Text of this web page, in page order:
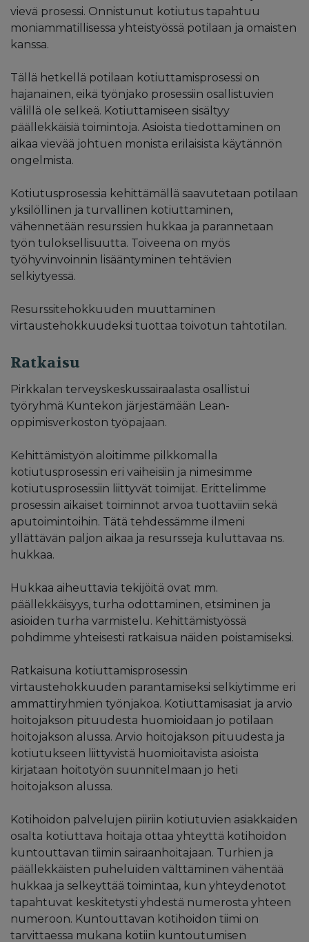
vievä prosessi. Onnistunut kotiutus tapahtuu
moniammatillisessa yhteistyössä potilaan ja omaisten
kanssa.
Tällä hetkellä potilaan kotiuttamisprosessi on
hajanainen, eikä työnjako prosessiin osallistuvien
välillä ole selkeä. Kotiuttamiseen sisältyy
päällekkäisiä toimintoja. Asioista tiedottaminen on
aikaa vievää johtuen monista erilaisista käytännön
ongelmista.
Kotiutusprosessia kehittämällä saavutetaan potilaan
yksilöllinen ja turvallinen kotiuttaminen,
vähennetään resurssien hukkaa ja parannetaan
työn tuloksellisuutta. Toiveena on myös
työhyvinvoinnin lisääntyminen tehtävien
selkiytyessä.
Resurssitehokkuuden muuttaminen
virtaustehokkuudeksi tuottaa toivotun tahtotilan.
Ratkaisu
Pirkkalan terveyskeskussairaalasta osallistui
työryhmä Kuntekon järjestämään Lean-
oppimisverkoston työpajaan.
Kehittämistyön aloitimme pilkkomalla
kotiutusprosessin eri vaiheisiin ja nimesimme
kotiutusprosessiin liittyvät toimijat. Erittelimme
prosessin aikaiset toiminnot arvoa tuottaviin sekä
aputoimintoihin. Tätä tehdessämme ilmeni
yllättävän paljon aikaa ja resursseja kuluttavaa ns.
hukkaa.
Hukkaa aiheuttavia tekijöitä ovat mm.
päällekkäisyys, turha odottaminen, etsiminen ja
asioiden turha varmistelu. Kehittämistyössä
pohdimme yhteisesti ratkaisua näiden poistamiseksi.
Ratkaisuna kotiuttamisprosessin
virtaustehokkuuden parantamiseksi selkiytimme eri
ammattiryhmien työnjakoa. Kotiuttamisasiat ja arvio
hoitojakson pituudesta huomioidaan jo potilaan
hoitojakson alussa. Arvio hoitojakson pituudesta ja
kotiutukseen liittyvistä huomioitavista asioista
kirjataan hoitotyön suunnitelmaan jo heti
hoitojakson alussa.
Kotihoidon palvelujen piiriin kotiutuvien asiakkaiden
osalta kotiuttava hoitaja ottaa yhteyttä kotihoidon
kuntouttavan tiimin sairaanhoitajaan. Turhien ja
päällekkäisten puheluiden välttäminen vähentää
hukkaa ja selkeyttää toimintaa, kun yhteydenotot
tapahtuvat keskitetysti yhdestä numerosta yhteen
numeroon. Kuntouttavan kotihoidon tiimi on
tarvittaessa mukana kotiin kuntoutumisen